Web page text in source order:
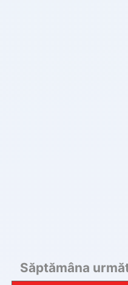
Săptămâna